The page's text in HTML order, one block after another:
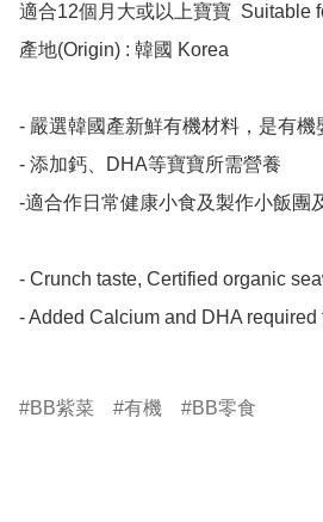
適合12個月大或以上寶寶  Suitable
產地(Origin) : 韓國 Korea
- 嚴選韓國產新鮮有機材料，是有機
- 添加鈣、DHA等寶寶所需營養
-適合作日常健康小食及製作小飯團
- Crunch taste, Certified organic
- Added Calcium and DHA required
BB紫菜 有機 BB零食